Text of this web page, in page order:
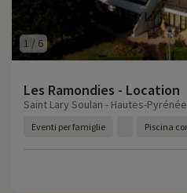
1 / 6
Les Ramondies - Location
Saint Lary Soulan - Hautes-
Eventi per famiglie Piscina